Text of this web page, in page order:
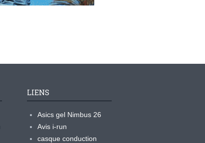
LIENS
Asics gel Nimbus 26
Avis i-run
casque conduction